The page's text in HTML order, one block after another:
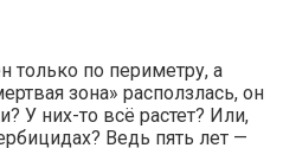
только по периметру, а
зона» расползлась, он
У них-то всё растет? Или,
Ведь пять лет —